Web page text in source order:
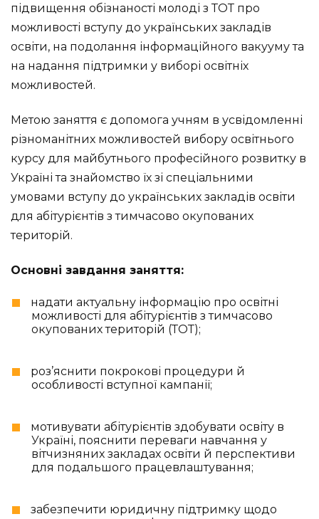
підвищення обізнаності молоді з ТОТ про
можливості вступу до українських закладів
освіти, на подолання інформаційного вакууму та
на надання підтримки у виборі освітніх
можливостей.
Метою заняття є допомога учням в усвідомленні
різноманітних можливостей вибору освітнього
курсу для майбутнього професійного розвитку в
Україні та знайомство їх зі спеціальними
умовами вступу до українських закладів освіти
для абітурієнтів з тимчасово окупованих
територій.
Основні завдання заняття:
надати актуальну інформацію про освітні
можливості для абітурієнтів з тимчасово
окупованих територій (ТОТ);
роз’яснити покрокові процедури й
особливості вступної кампанії;
мотивувати абітурієнтів здобувати освіту в
Україні, пояснити переваги навчання у
вітчизняних закладах освіти й перспективи
для подальшого працевлаштування;
забезпечити юридичну підтримку щодо